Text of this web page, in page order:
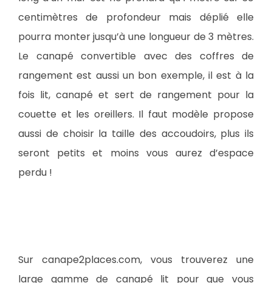
centimètres de profondeur mais déplié elle
pourra monter jusqu’à une longueur de 3 mètres.
Le canapé convertible avec des coffres de
rangement est aussi un bon exemple, il est à la
fois lit, canapé et sert de rangement pour la
couette et les oreillers. Il faut modèle propose
aussi de choisir la taille des accoudoirs, plus ils
seront petits et moins vous aurez d’espace
perdu !
Sur canape2places.com, vous trouverez une
large gamme de canapé lit pour que vous